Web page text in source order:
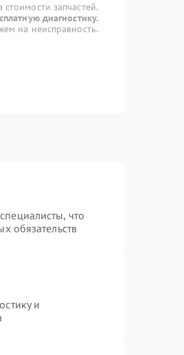
запчастей.
диагностику.
на неисправность.
что
обязательств
и